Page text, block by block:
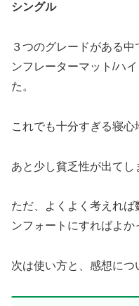
シングル
３つのグレードがある
ンフレーターマット/ハ
た。
これでも十分すぎる寝心
あと少し貧乏性が出てし
ただ、よくよく考えれ
ンフォートにすればよか
次は使い方と、感想につ